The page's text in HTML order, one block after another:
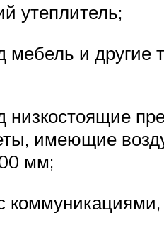
утеплитель;
мебель и другие
низкостоящие
имеющие
мм;